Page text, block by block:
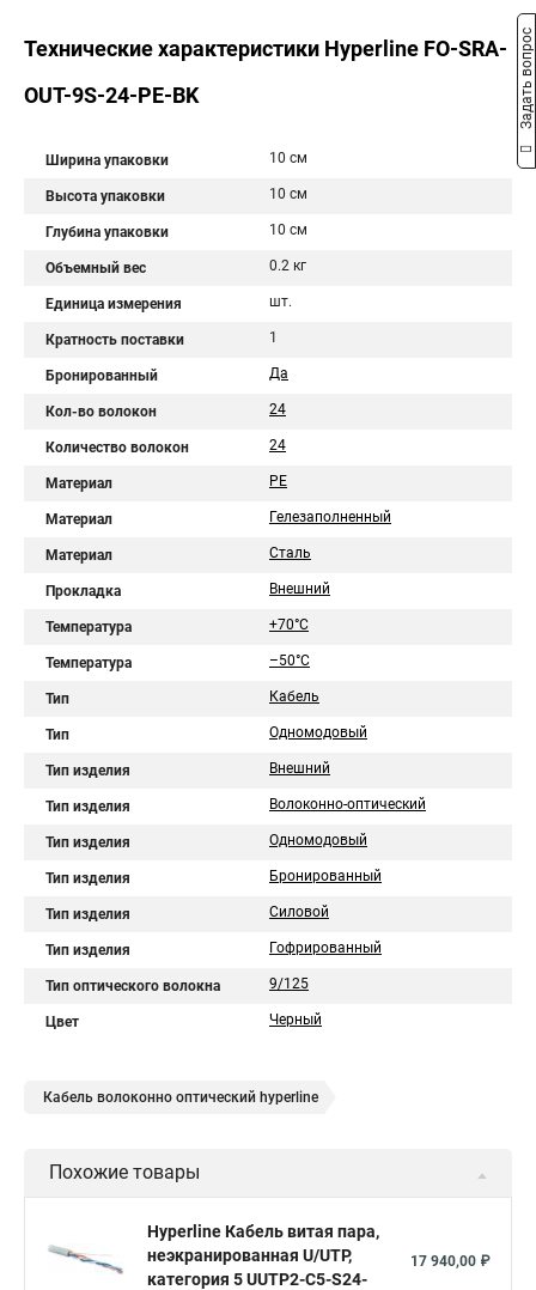
Технические характеристики Hyperline FO-SRA-
OUT-9S-24-PE-BK
Ширина упаковки 10 см
Высота упаковки 10 см
Глубина упаковки 10 см
Объемный вес 0.2 кг
Единица измерения шт.
Кратность поставки 1
Бронированный Да
Кол-во волокон 24
Количество волокон 24
Материал PE
Материал Гелезаполненный
Материал Сталь
Прокладка Внешний
Температура +70°C
Температура –50°C
Тип Кабель
Тип Одномодовый
Тип изделия Внешний
Тип изделия Волоконно-оптический
Тип изделия Одномодовый
Тип изделия Бронированный
Тип изделия Силовой
Тип изделия Гофрированный
Тип оптического волокна 9/125
Цвет Черный
Кабель волоконно оптический hyperline
Похожие товары
Hyperline Кабель витая пара,
неэкранированная U/UTP,
категория 5 UUTP2-C5-S24-
17 940,00 ₽
Задать вопрос